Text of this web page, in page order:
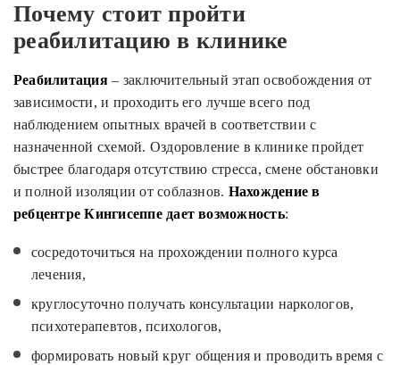
Почему стоит пройти
реабилитацию в клинике
Реабилитация– заключительный этап освобождения от
зависимости, и проходить его лучше всего под
наблюдением опытных врачей в соответствии с
назначенной схемой. Оздоровление в клинике пройдет
быстрее благодаря отсутствию стресса, смене обстановки
и полной изоляции от соблазнов. Нахождение в
ребцентре Кингисеппе дает возможность:
сосредоточиться на прохождении полного курса
лечения,
круглосуточно получать консультации наркологов,
психотерапевтов, психологов,
формировать новый круг общения и проводить время с